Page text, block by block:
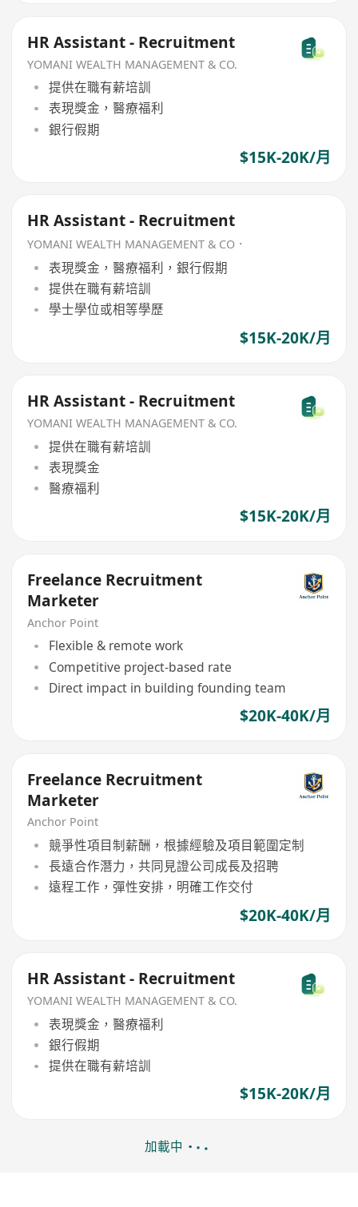
HR Assistant - Recruitment
YOMANI WEALTH MANAGEMENT & CO.
提供在職有薪培訓
表現獎金，醫療福利
銀行假期
$15K-20K/月
HR Assistant - Recruitment
YOMANI WEALTH MANAGEMENT & CO．
表現獎金，醫療福利，銀行假期
提供在職有薪培訓
學士學位或相等學歷
$15K-20K/月
HR Assistant - Recruitment
YOMANI WEALTH MANAGEMENT & CO.
提供在職有薪培訓
表現獎金
醫療福利
$15K-20K/月
Freelance Recruitment
Marketer
Anchor Point
Flexible & remote work
Competitive project-based rate
Direct impact in building founding team
$20K-40K/月
Freelance Recruitment
Marketer
Anchor Point
競爭性項目制薪酬，根據經驗及項目範圍定制
長遠合作潛力，共同見證公司成長及招聘
遠程工作，彈性安排，明確工作交付
$20K-40K/月
HR Assistant - Recruitment
YOMANI WEALTH MANAGEMENT & CO.
表現獎金，醫療福利
銀行假期
提供在職有薪培訓
$15K-20K/月
加載中